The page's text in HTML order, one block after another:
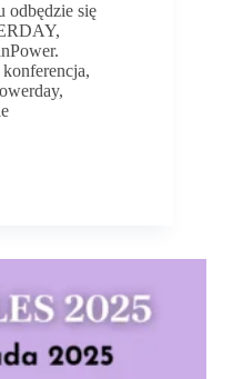
odbędzie się
konferencja,
,